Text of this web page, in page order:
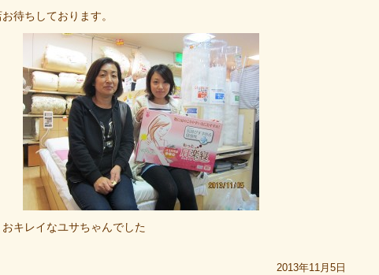
待ちしております。
キレイなユサちゃんでした
2013年11月5日